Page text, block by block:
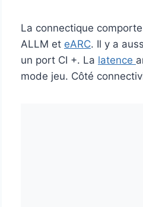
La connectique
ALLM et eARC. Il y a
un port CI +. La latence
mode jeu. Côté